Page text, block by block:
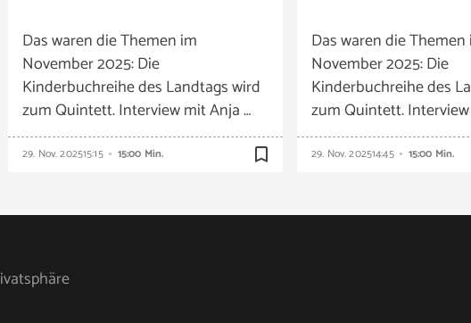
Das waren die Themen im
November 2025: Die
Kinderbuchreihe des Landtags wird
zum Quintett. Interview mit Anja …
29. Nov. 202515:15 15:00 Min. bookmark_border
Das waren die Themen
November 2025: Die
Kinderbuchreihe des
zum Quintett.
29. Nov. 202514:45 15:00 Min.